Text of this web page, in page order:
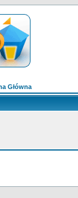
Główna